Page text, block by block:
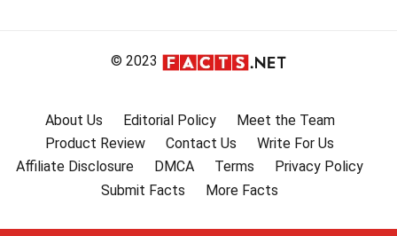
© 2023
About Us Editorial Policy
Meet the Team
Product Review
Contact Us
Write For Us
Affiliate Disclosure
DMCA Terms
Privacy Policy
Submit Facts
More Facts